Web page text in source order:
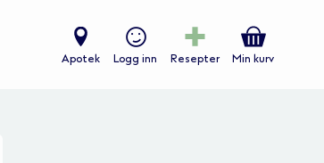
Apotek Logg inn Resepter Min kurv